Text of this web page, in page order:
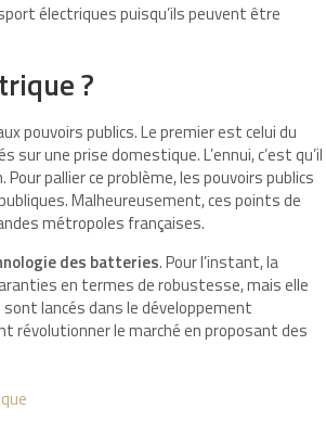
électriques puisqu’ils peuvent être
?
pouvoirs publics. Le premier est celui du
une prise domestique. L’ennui, c’est qu’il
pallier ce problème, les pouvoirs publics
Malheureusement, ces points de
métropoles françaises.
des batteries. Pour l’instant, la
en termes de robustesse, mais elle
lancés dans le développement
révolutionner le marché en proposant des